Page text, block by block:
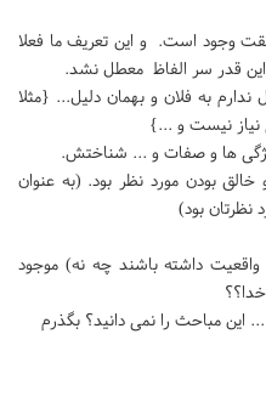
وجود است. و این تعریف ما فعلا
این قدر سر الفاظ معطل نشد.
ندارم به فلان و بهمان دلیل... {مثلا
نیست و ...}
ها و صفات و ... شناختش.
بودن مورد نظر بود. (به عنوان
نظرتان بود)
داشته باشند چه نه) موجود
این مباحث را نمی دانید؟ بگذرم